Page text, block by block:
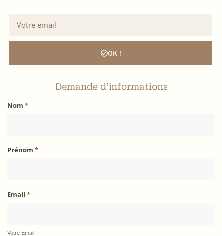
OK !
Demande d'informations
Nom *
Prénom *
Email *
Votre Email